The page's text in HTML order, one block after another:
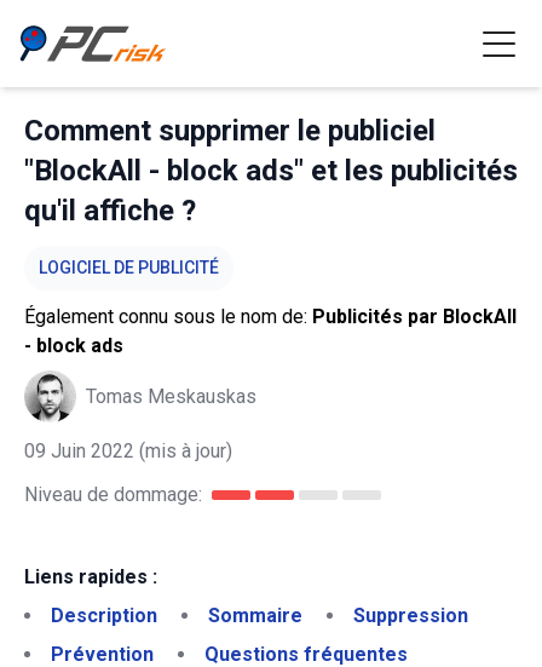
Comment supprimer le publiciel
"BlockAll - block ads" et les publicités
qu'il affiche ?
LOGICIEL DE PUBLICITÉ
Également connu sous le nom de: Publicités par BlockAll
- block ads
Tomas Meskauskas
09 Juin 2022 (mis à jour)
Niveau de dommage:
Liens rapides :
Description
Sommaire
Suppression
Prévention
Questions fréquentes